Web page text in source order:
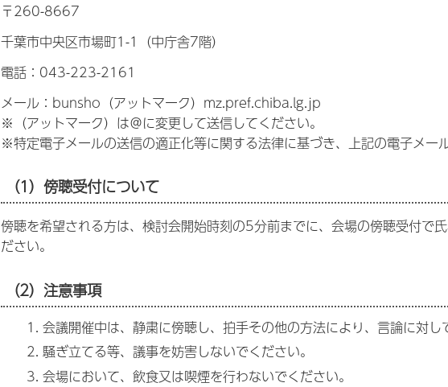
〒260-8667
千葉市中央区市場町1-1（中庁舎7階）
電話：043-223-2161
メール：bunsho（アットマーク）mz.pref.chiba.lg.jp
※（アットマーク）は＠に変更して送信してください。
※特定電子メールの送信の適正化等に関する法律に基づき、上記の電子メー
（1）傍聴受付について
傍聴を希望される方は、検討会開始時刻の5分前までに、会場の傍聴受付で
ださい。
（2）注意事項
会議開催中は、静粛に傍聴し、拍手その他の方法により、言論に対し
騒ぎ立てる等、議事を妨害しないでください。
会場において、飲食又は喫煙を行わないでください。